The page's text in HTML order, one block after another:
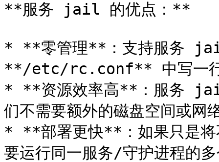
**服务 jail 的优点：**
* **零管理**：支持服务
**/etc/rc.conf** 中写一行
* **资源效率高**：服务
们不需要额外的磁盘空间或网
* **部署更快**：如果只是将
要运行同一服务/守护进程